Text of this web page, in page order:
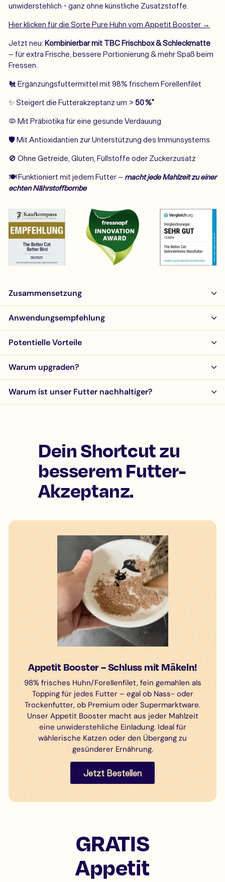
unwiderstehlich - ganz ohne künstliche Zusatzstoffe.
Hier klicken für die Sorte Pure Huhn vom Appetit Booster →
Jetzt neu: Kombinierbar mit TBC Frischbox & Schleckmatte
– für extra Frische, bessere Portionierung & mehr Spaß beim
Fressen.
🐔 Ergänzungsfuttermittel mit 98% frischem Forellenfilet
✨ Steigert die Futterakzeptanz um > 50 %*
🦠 Mit Präbiotika für eine gesunde Verdauung
🛡️ Mit Antioxidantien zur Unterstützung des Immunsystems
🚫 Ohne Getreide, Gluten, Füllstoffe oder Zuckerzusatz
🍽️ Funktioniert mit jedem Futter – macht jede Mahlzeit zu einer
echten Nährstoffbombe
Zusammensetzung
Anwendungsempfehlung
Potentielle Vorteile
Warum upgraden?
Warum ist unser Futter nachhaltiger?
Dein Shortcut zu
besserem Futter-
Akzeptanz.
Appetit Booster – Schluss mit Mäkeln!
98% frisches Huhn/Forellenfilet, fein gemahlen als
Topping für jedes Futter – egal ob Nass- oder
Trockenfutter, ob Premium oder Supermarktware.
Unser Appetit Booster macht aus jeder Mahlzeit
eine unwiderstehliche Einladung. Ideal für
wählerische Katzen oder den Übergang zu
gesünderer Ernährung.
Jetzt Bestellen
GRATIS
Appetit